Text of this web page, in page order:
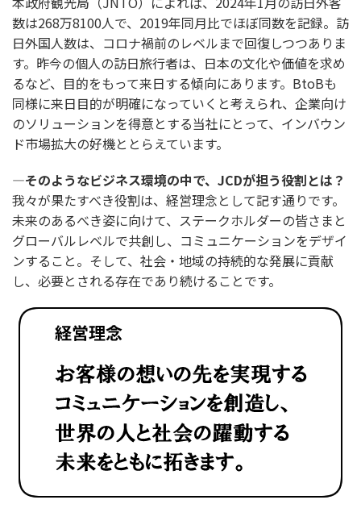
数は268万8100人で、2019年同月比でほぼ同数を記録。訪
日外国人数は、コロナ禍前のレベルまで回復しつつありま
す。昨今の個人の訪日旅行者は、日本の文化や価値を求め
るなど、目的をもって来日する傾向にあります。BtoBも
同様に来日目的が明確になっていくと考えられ、企業向け
のソリューションを得意とする当社にとって、インバウン
ド市場拡大の好機ととらえています。
―そのようなビジネス環境の中で、JCDが担う役割とは？
我々が果たすべき役割は、経営理念として記す通りです。
未来のあるべき姿に向けて、ステークホルダーの皆さまと
グローバルレベルで共創し、コミュニケーションをデザイ
ンすること。そして、社会・地域の持続的な発展に貢献
し、必要とされる存在であり続けることです。